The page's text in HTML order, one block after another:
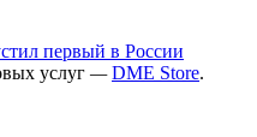
первый в России
услуг — DME Store.